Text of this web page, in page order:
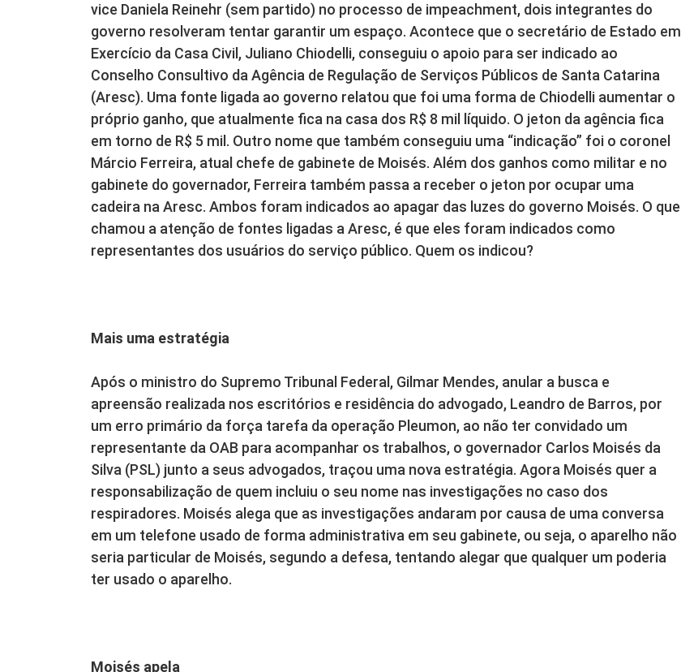
vice Daniela Reinehr (sem partido) no processo de impeachment, dois integrantes do
governo resolveram tentar garantir um espaço. Acontece que o secretário de Estado em
Exercício da Casa Civil, Juliano Chiodelli, conseguiu o apoio para ser indicado ao
Conselho Consultivo da Agência de Regulação de Serviços Públicos de Santa Catarina
(Aresc). Uma fonte ligada ao governo relatou que foi uma forma de Chiodelli aumentar o
próprio ganho, que atualmente fica na casa dos R$ 8 mil líquido. O jeton da agência fica
em torno de R$ 5 mil. Outro nome que também conseguiu uma “indicação” foi o coronel
Márcio Ferreira, atual chefe de gabinete de Moisés. Além dos ganhos como militar e no
gabinete do governador, Ferreira também passa a receber o jeton por ocupar uma
cadeira na Aresc. Ambos foram indicados ao apagar das luzes do governo Moisés. O que
chamou a atenção de fontes ligadas a Aresc, é que eles foram indicados como
representantes dos usuários do serviço público. Quem os indicou?
Mais uma estratégia
Após o ministro do Supremo Tribunal Federal, Gilmar Mendes, anular a busca e
apreensão realizada nos escritórios e residência do advogado, Leandro de Barros, por
um erro primário da força tarefa da operação Pleumon, ao não ter convidado um
representante da OAB para acompanhar os trabalhos, o governador Carlos Moisés da
Silva (PSL) junto a seus advogados, traçou uma nova estratégia. Agora Moisés quer a
responsabilização de quem incluiu o seu nome nas investigações no caso dos
respiradores. Moisés alega que as investigações andaram por causa de uma conversa
em um telefone usado de forma administrativa em seu gabinete, ou seja, o aparelho não
seria particular de Moisés, segundo a defesa, tentando alegar que qualquer um poderia
ter usado o aparelho.
Moisés apela